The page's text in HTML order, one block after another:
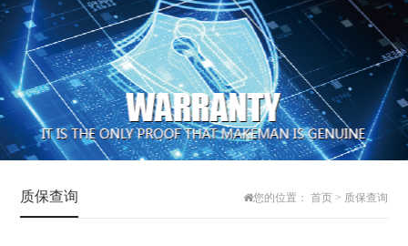
质保查询 您的位置： 首页> 质保查询